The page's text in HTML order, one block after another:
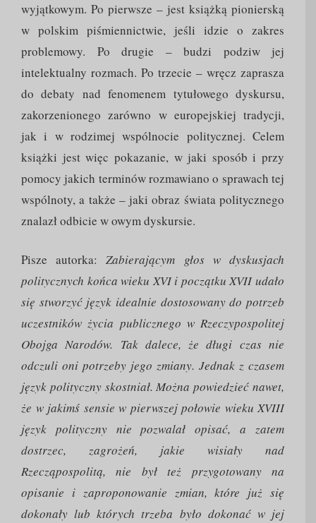
wyjątkowym. Po pierwsze – jest książką pionierską
w polskim piśmiennictwie, jeśli idzie o zakres
problemowy. Po drugie – budzi podziw jej
intelektualny rozmach. Po trzecie – wręcz zaprasza
do debaty nad fenomenem tytułowego dyskursu,
zakorzenionego zarówno w europejskiej tradycji,
jak i w rodzimej wspólnocie politycznej. Celem
książki jest więc pokazanie, w jaki sposób i przy
pomocy jakich terminów rozmawiano o sprawach tej
wspólnoty, a także – jaki obraz świata politycznego
znalazł odbicie w owym dyskursie.
Pisze autorka: Zabierającym głos w dyskusjach
politycznych końca wieku XVI i początku XVII udało
się stworzyć język idealnie dostosowany do potrzeb
uczestników życia publicznego w Rzeczypospolitej
Obojga Narodów. Tak dalece, że długi czas nie
odczuli oni potrzeby jego zmiany. Jednak z czasem
język polityczny skostniał. Można powiedzieć nawet,
że w jakimś sensie w pierwszej połowie wieku XVIII
język polityczny nie pozwalał opisać, a zatem
dostrzec, zagrożeń, jakie wisiały nad
Rzecząpospolitą, nie był też przygotowany na
opisanie i zaproponowanie zmian, które już się
dokonały lub których trzeba było dokonać w jej